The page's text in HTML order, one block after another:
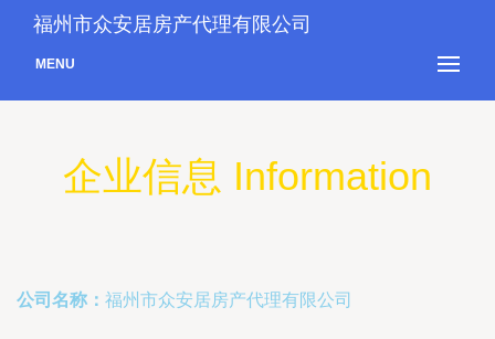
福州市众安居房产代理有限公司
MENU
企业信息 Information
公司名称： 福州市众安居房产代理有限公司